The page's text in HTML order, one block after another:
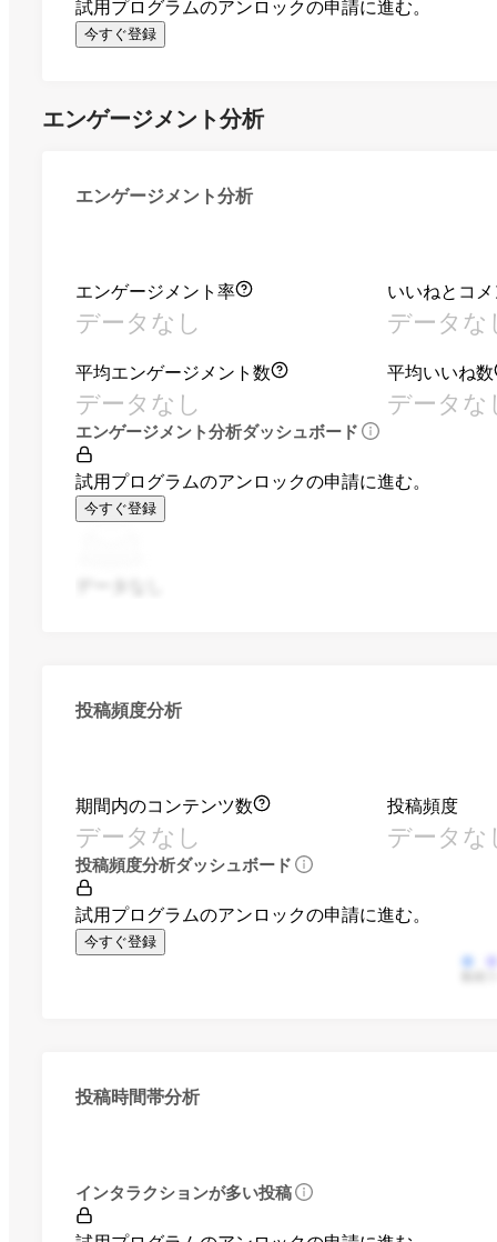
試用プログラムのアンロックの申請に進む。
今すぐ登録
エンゲージメント分析
エンゲージメント分析
エンゲージメント率
データなし
いいねとコ
データな
平均エンゲージメント数
データなし
平均いいね数
データな
エンゲージメント分析ダッシュボード
試用プログラムのアンロックの申請に進む。
今すぐ登録
投稿頻度分析
期間内のコンテンツ数
データなし
投稿頻度
データな
投稿頻度分析ダッシュボード
試用プログラムのアンロックの申請に進む。
今すぐ登録
投稿時間帯分析
インタラクションが多い投稿